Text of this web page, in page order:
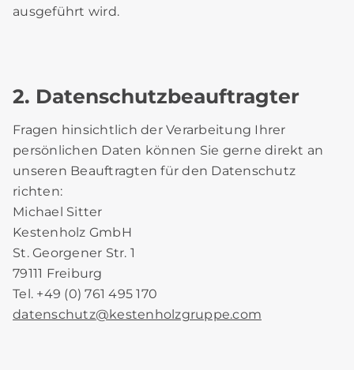
ausgeführt wird.
2. Datenschutzbeauftragter
Fragen hinsichtlich der Verarbeitung Ihrer
persönlichen Daten können Sie gerne direkt an
unseren Beauftragten für den Datenschutz
richten:
Michael Sitter
Kestenholz GmbH
St. Georgener Str. 1
79111 Freiburg
Tel. +49 (0) 761 495 170
datenschutz@kestenholzgruppe.com